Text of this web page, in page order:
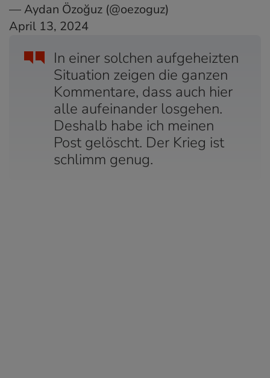
In einer solchen aufgeheizten
Situation zeigen die ganzen
Kommentare, dass auch hier
alle aufeinander losgehen.
Deshalb habe ich meinen
Post gelöscht. Der Krieg ist
schlimm genug.
— Aydan Özoğuz (@oezoguz)
April 13, 2024